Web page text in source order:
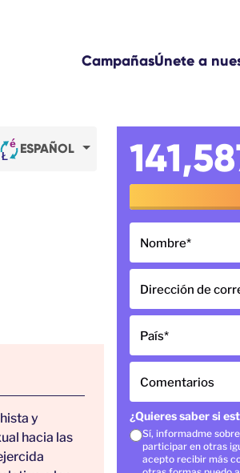
CÓMO
CampañasÚnete a
ESPAÑOL
y
hacia las
Nombre*
Dirección de
País*
Comentarios
¿Quieres saber si
Sí, informadme
participar en otras
acepto recibir más